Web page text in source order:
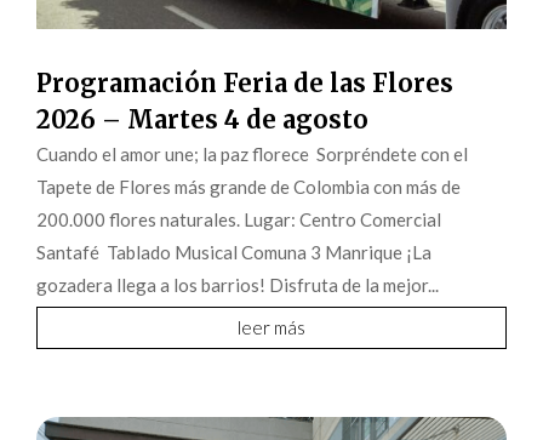
Programación Feria de las Flores
2026 – Martes 4 de agosto
Cuando el amor une; la paz florece Sorpréndete con el
Tapete de Flores más grande de Colombia con más de
200.000 flores naturales. Lugar: Centro Comercial
Santafé Tablado Musical Comuna 3 Manrique ¡La
gozadera llega a los barrios! Disfruta de la mejor...
leer más